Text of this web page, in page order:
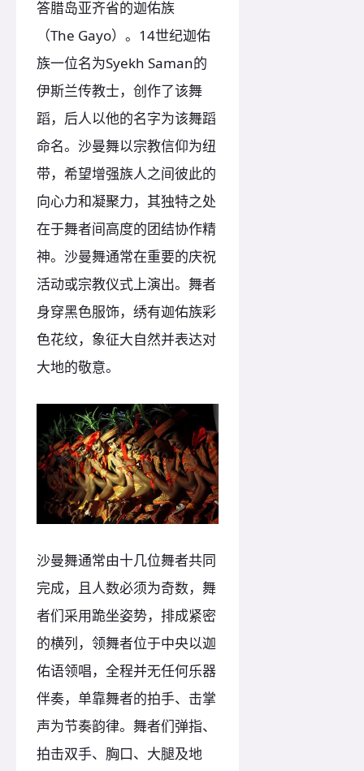
答腊岛亚齐省的迦佑族
（The Gayo）。14世纪迦佑
族一位名为Syekh Saman的
伊斯兰传教士，创作了该舞
蹈，后人以他的名字为该舞蹈
命名。沙曼舞以宗教信仰为纽
带，希望增强族人之间彼此的
向心力和凝聚力，其独特之处
在于舞者间高度的团结协作精
神。沙曼舞通常在重要的庆祝
活动或宗教仪式上演出。舞者
身穿黑色服饰，绣有迦佑族彩
色花纹，象征大自然并表达对
大地的敬意。
沙曼舞通常由十几位舞者共同
完成，且人数必须为奇数，舞
者们采用跪坐姿势，排成紧密
的横列，领舞者位于中央以迦
佑语领唱，全程并无任何乐器
伴奏，单靠舞者的拍手、击掌
声为节奏韵律。舞者们弹指、
拍击双手、胸口、大腿及地